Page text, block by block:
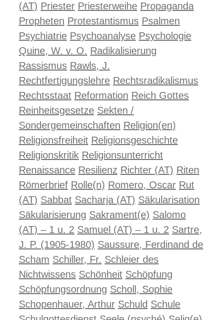
(AT) Priester Priesterweihe Propaganda
Propheten Protestantismus Psalmen
Psychiatrie Psychoanalyse Psychologie
Quine, W. v. O. Radikalisierung
Rassismus Rawls, J.
Rechtfertigungslehre Rechtsradikalismus
Rechtsstaat Reformation Reich Gottes
Reinheitsgesetze Sekten /
Sondergemeinschaften Religion(en)
Religionsfreiheit Religionsgeschichte
Religionskritik Religionsunterricht
Renaissance Resilienz Richter (AT) Riten
Römerbrief Rolle(n) Romero, Oscar Rut
(AT) Sabbat Sacharja (AT) Säkularisation
Säkularisierung Sakrament(e) Salomo
(AT) – 1 u. 2 Samuel (AT) – 1 u. 2 Sartre,
J. P. (1905-1980) Saussure, Ferdinand de
Scham Schiller, Fr. Schleier des
Nichtwissens Schönheit Schöpfung
Schöpfungsordnung Scholl, Sophie
Schopenhauer, Arthur Schuld Schule